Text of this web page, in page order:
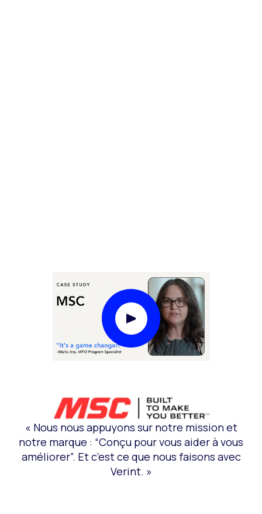
Lire la vidéo Modal
« Nous nous appuyons sur notre mission et
notre marque : “Conçu pour vous aider à vous
améliorer”. Et c’est ce que nous faisons avec
Verint. »